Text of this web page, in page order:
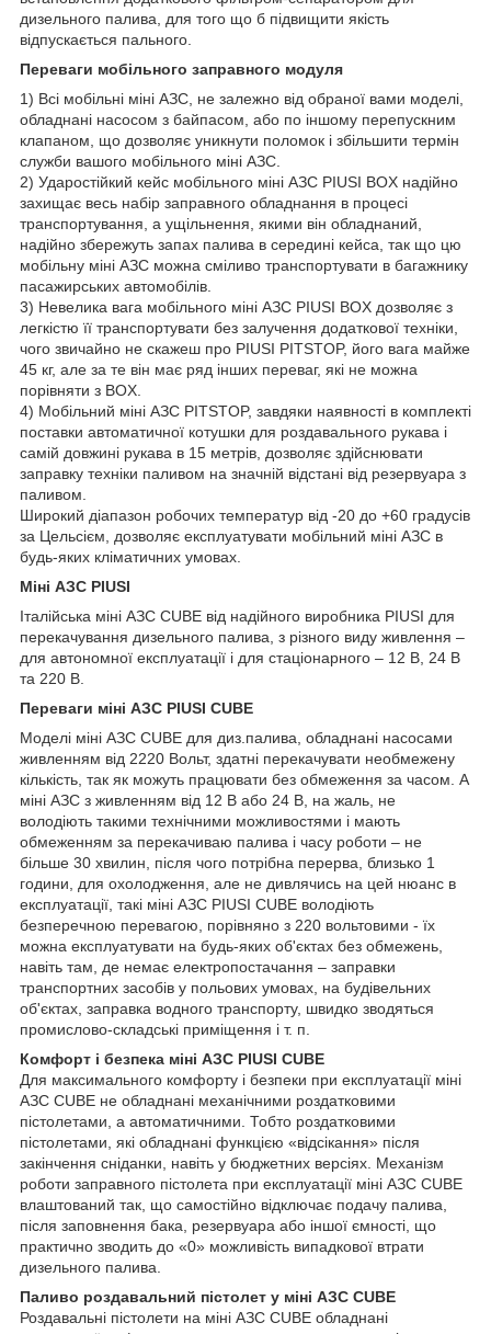
дизельного палива, для того що б підвищити якість
відпускається пального.
Переваги мобільного заправного модуля
1) Всі мобільні міні АЗС, не залежно від обраної вами моделі,
обладнані насосом з байпасом, або по іншому перепускним
клапаном, що дозволяє уникнути поломок і збільшити термін
служби вашого мобільного міні АЗС.
2) Ударостійкий кейс мобільного міні АЗС PIUSI BOX надійно
захищає весь набір заправного обладнання в процесі
транспортування, а ущільнення, якими він обладнаний,
надійно збережуть запах палива в середині кейса, так що цю
мобільну міні АЗС можна сміливо транспортувати в багажнику
пасажирських автомобілів.
3) Невелика вага мобільного міні АЗС PIUSI BOX дозволяє з
легкістю її транспортувати без залучення додаткової техніки,
чого звичайно не скажеш про PIUSI PITSTOP, його вага майже
45 кг, але за те він має ряд інших переваг, які не можна
порівняти з BOX.
4) Мобільний міні АЗС PITSTOP, завдяки наявності в комплекті
поставки автоматичної котушки для роздавального рукава і
самій довжині рукава в 15 метрів, дозволяє здійснювати
заправку техніки паливом на значній відстані від резервуара з
паливом.
Широкий діапазон робочих температур від -20 до +60 градусів
за Цельсієм, дозволяє експлуатувати мобільний міні АЗС в
будь-яких кліматичних умовах.
Міні АЗС PIUSI
Італійська міні АЗС CUBE від надійного виробника PIUSI для
перекачування дизельного палива, з різного виду живлення –
для автономної експлуатації і для стаціонарного – 12 В, 24 В
та 220 В.
Переваги міні АЗС PIUSI CUBE
Моделі міні АЗС CUBE для диз.палива, обладнані насосами
живленням від 2220 Вольт, здатні перекачувати необмежену
кількість, так як можуть працювати без обмеження за часом. А
міні АЗС з живленням від 12 В або 24 В, на жаль, не
володіють такими технічними можливостями і мають
обмеженням за перекачиваю палива і часу роботи – не
більше 30 хвилин, після чого потрібна перерва, близько 1
години, для охолодження, але не дивлячись на цей нюанс в
експлуатації, такі міні АЗС PIUSI CUBE володіють
безперечною перевагою, порівняно з 220 вольтовими - їх
можна експлуатувати на будь-яких об'єктах без обмежень,
навіть там, де немає електропостачання – заправки
транспортних засобів у польових умовах, на будівельних
об'єктах, заправка водного транспорту, швидко зводяться
промислово-складські приміщення і т. п.
Комфорт і безпека міні АЗС PIUSI CUBE
Для максимального комфорту і безпеки при експлуатації міні
АЗС CUBE не обладнані механічними роздатковими
пістолетами, а автоматичними. Тобто роздатковими
пістолетами, які обладнані функцією «відсікання» після
закінчення сніданки, навіть у бюджетних версіях. Механізм
роботи заправного пістолета при експлуатації міні АЗС CUBE
влаштований так, що самостійно відключає подачу палива,
після заповнення бака, резервуара або іншої ємності, що
практично зводить до «0» можливість випадкової втрати
дизельного палива.
Паливо роздавальний пістолет у міні АЗС CUBE
Роздавальні пістолети на міні АЗС CUBE обладнані